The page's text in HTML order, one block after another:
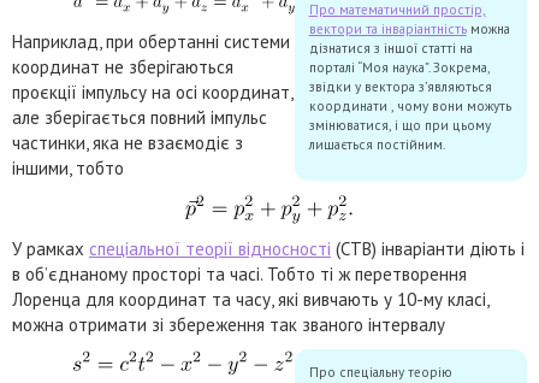
Про математичний простір,
вектори та інваріантністьможна
дізнатися з іншої статті на
порталі “Моя наука”. Зокрема,
звідки у вектора з’являються
координати , чому вони можуть
змінюватися, і що при цьому
лишається постійним.
Наприклад, при обертанні системи
координат не зберігаються
проєкції імпульсу на осі координат,
але зберігається повний імпульс
частинки, яка не взаємодіє з
іншими, тобто
У рамках спеціальної теорії відносності (СТВ) інваріанти діють і
в об’єднаному просторі та часі. Тобто ті ж перетворення
Лоренца для координат та часу, які вивчають у 10-му класі,
можна отримати зі збереження так званого інтервалу
Про спеціальну теорію